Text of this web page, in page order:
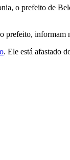
o prefeito de
. Ele está afastado